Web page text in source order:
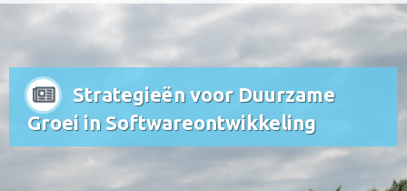
Strategieën voor Duurzame
Groei in Softwareontwikkeling